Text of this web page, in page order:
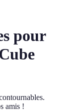
pour
amis !